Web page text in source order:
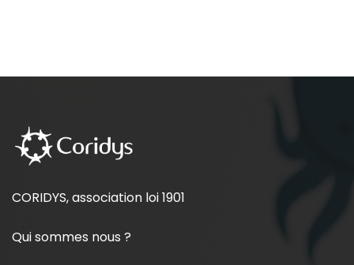
CORIDYS, association loi 1901
Qui sommes nous ?